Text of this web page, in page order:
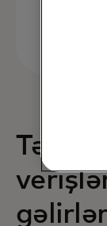
Tək bir